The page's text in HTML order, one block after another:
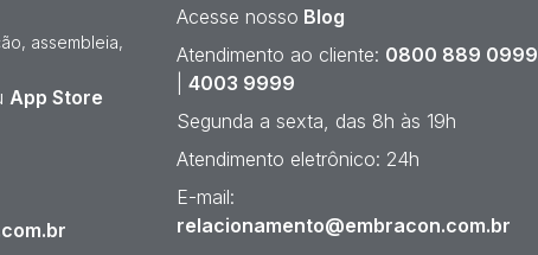
assembleia,
App Store
Acesse nosso Blog
Atendimento ao cliente: 0800 889 0999
4003 9999
Segunda a sexta, das 8h às 19h
Atendimento eletrônico: 24h
E-mail:
relacionamento@embracon.com.br